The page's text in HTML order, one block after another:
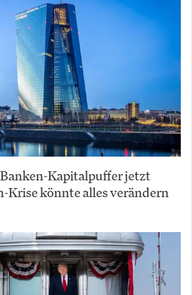
Kapitalpuffer jetzt
Krise könnte alles verändern